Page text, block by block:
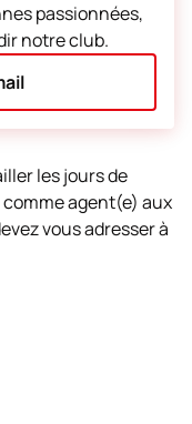
passionnées,
notre club.
les jours de
agent(e) aux
vous adresser à